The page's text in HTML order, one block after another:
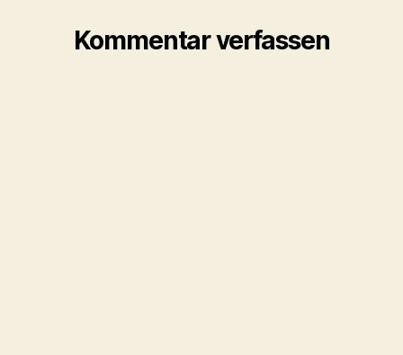
Kommentar verfassen